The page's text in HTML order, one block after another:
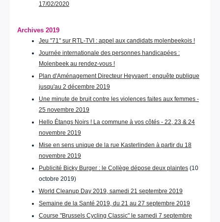
17/02/2020
Archives 2019
Jeu "71" sur RTL-TVI : appel aux candidats molenbeekois !
Journée internationale des personnes handicapées :
Molenbeek au rendez-vous !
Plan d'Aménagement Directeur Heyvaert : enquête publique
jusqu'au 2 décembre 2019
Une minute de bruit contre les violences faites aux femmes -
25 novembre 2019
Hello Étangs Noirs ! La commune à vos côtés - 22, 23 & 24
novembre 2019
Mise en sens unique de la rue Kasterlinden à partir du 18
novembre 2019
Publicité Bicky Burger : le Collège dépose deux plaintes (10
octobre 2019)
World Cleanup Day 2019, samedi 21 septembre 2019
Semaine de la Santé 2019, du 21 au 27 septembre 2019
Course "Brussels Cycling Classic" le samedi 7 septembre